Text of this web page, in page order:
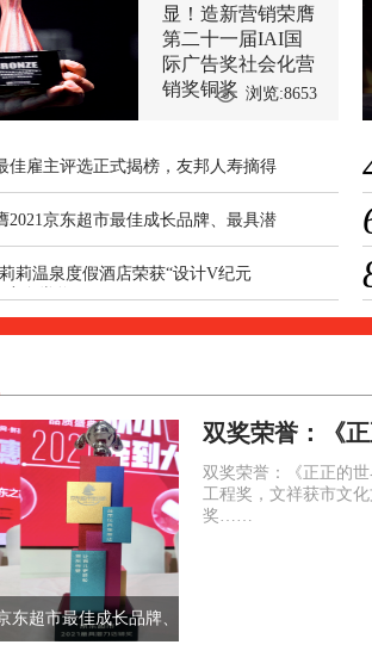
显！造新营销荣膺
第二十一届IAI国
际广告奖社会化营
销奖铜奖 浏览:8653
佳雇主评选正式揭榜，友邦人寿摘得
2021京东超市最佳成长品牌、最具潜
莉温泉度假酒店荣获“设计V纪元
度金堂奖
东超市最佳成长品牌、
双奖荣誉：《
获市五个一工
市文化文艺新
双奖荣誉：《正正的
工程奖，文祥获市文
奖……